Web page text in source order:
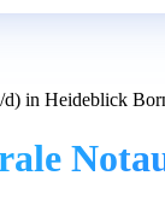
in Heideblick